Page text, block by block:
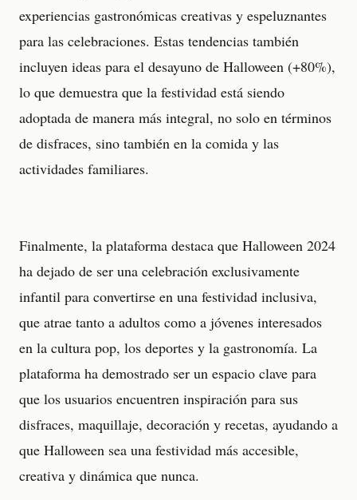
experiencias gastronómicas creativas y espeluznantes
para las celebraciones. Estas tendencias también
incluyen ideas para el desayuno de Halloween (+80%),
lo que demuestra que la festividad está siendo
adoptada de manera más integral, no solo en términos
de disfraces, sino también en la comida y las
actividades familiares.
Finalmente, la plataforma destaca que Halloween 2024
ha dejado de ser una celebración exclusivamente
infantil para convertirse en una festividad inclusiva,
que atrae tanto a adultos como a jóvenes interesados
en la cultura pop, los deportes y la gastronomía. La
plataforma ha demostrado ser un espacio clave para
que los usuarios encuentren inspiración para sus
disfraces, maquillaje, decoración y recetas, ayudando a
que Halloween sea una festividad más accesible,
creativa y dinámica que nunca.